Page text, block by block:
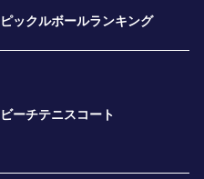
ピックルボールランキング
ビーチテニスコート